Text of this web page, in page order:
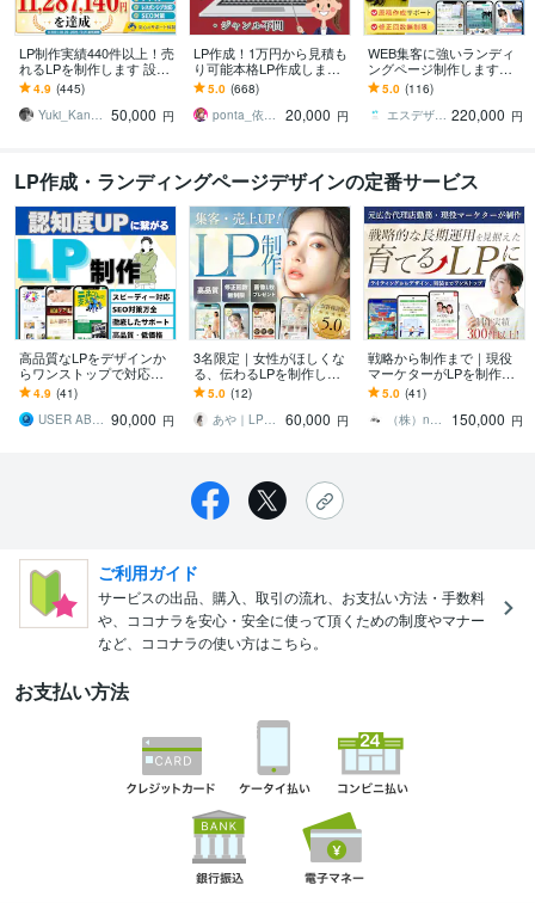
LP制作実績440件以上！売
れるLPを制作します 設
計、構成からライティン
グ、デザインまで全て丸
投げ対応可能！
4.9 (445)
Yuki_Kanamaru 50,000 円
LP作成！1万円から見積も
り可能本格LP作成します
元広告代理店勤務、現ア
フィリエイターがLP作成
★サンプルあり
5.0 (668)
ponta_依頼多数のため返信遅れます
20,000 円
WEB集客に強いランディ
ングページ制作します
【公式PRO認定済】広告
成果を最大化するLPを制
作します
5.0 (116)
エスデザインマーケティング 220,000 円
LP作成・ランディングページデザインの定番サービス
高品質なLPをデザインか
らワンストップで対応し
ます SEO対策/デザイン/
修正無料/スマホ対応
4.9 (41)
USER ABILITIES 90,000 円
3名限定｜女性がほしくな
る、伝わるLPを制作しま
す 修正無制限、低価格、
高品質！WEB画像1枚プレ
ゼント中⭐︎
5.0 (12)
あや｜LPデザイナー
60,000 円
戦略から制作まで｜現役
マーケターがLPを制作し
ます PRO認定｜実績300
本｜リサーチ・戦略策定
から制作まで
5.0 (41)
（株）nanimono 集客・採用支援
150,000 円
ご利用ガイド
サービスの出品、購入、取引の流れ、お支払い方法・手数料
や、ココナラを安心・安全に使って頂くための制度やマナー
など、ココナラの使い方はこちら。
お支払い方法